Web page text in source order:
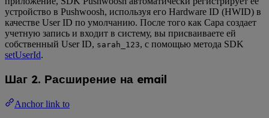
устройство в Pushwoosh, используя его Hardware ID (HWID) в
качестве User ID по умолчанию. После того как Сара создает
учетную запись и входит в систему, вы присваиваете ей
собственный User ID, sarah_123, с помощью метода SDK
setUserId.
Шаг 2. Расширение на email
Anchor link to